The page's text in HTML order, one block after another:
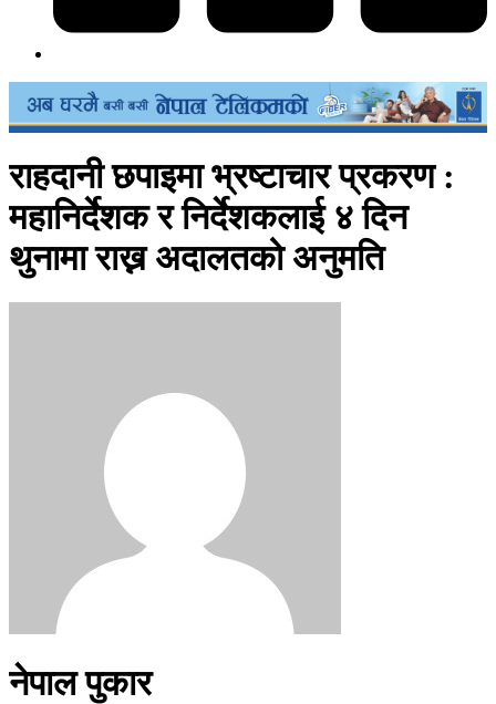
राहदानी छपाइमा भ्रष्टाचार प्रकरण :
महानिर्देशक र निर्देशकलाई ४ दिन
थुनामा राख्न अदालतको अनुमति
नेपाल पुकार